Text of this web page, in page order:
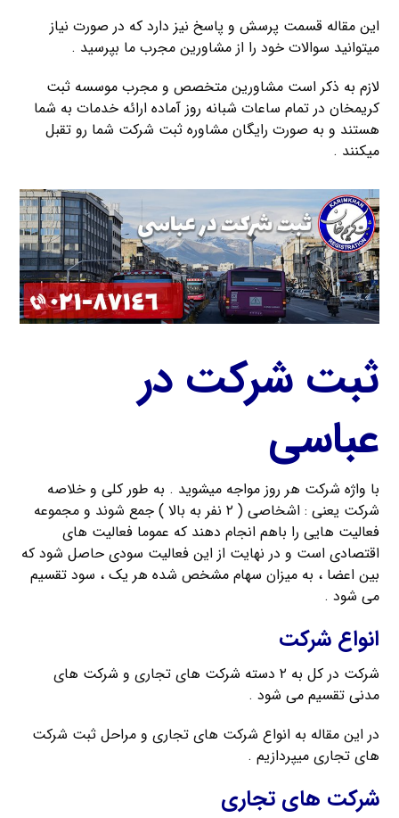
این مقاله قسمت پرسش و پاسخ نیز دارد که در صورت نیاز
میتوانید سوالات خود را از مشاورین مجرب ما بپرسید .
لازم به ذکر است مشاورین متخصص و مجرب موسسه ثبت
کریمخان در تمام ساعات شبانه روز آماده ارائه خدمات به شما
هستند و به صورت رایگان مشاوره ثبت شرکت شما رو تقبل
میکنند .
ثبت شرکت در
عباسی
با واژه شرکت هر روز مواجه میشوید . به طور کلی و خلاصه
شرکت یعنی : اشخاصی ( ۲ نفر به بالا ) جمع شوند و مجموعه
فعالیت هایی را باهم انجام دهند که عموما فعالیت های
اقتصادی است و در نهایت از این فعالیت سودی حاصل شود که
بین اعضا ، به میزان سهام مشخص شده هر یک ، سود تقسیم
می شود .
انواع شرکت
شرکت در کل به ۲ دسته شرکت های تجاری و شرکت های
مدنی تقسیم می شود .
در این مقاله به انواع شرکت های تجاری و مراحل ثبت شرکت
های تجاری میپردازیم .
شرکت های تجاری